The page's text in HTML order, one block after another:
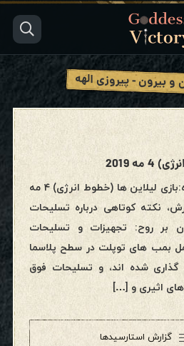
و بیرون - پیروزی الهه
2019
بروز رسانی وضعیت سیاره:بازی لیلاین ها (خطوط انرژی) ۴ مه
نکته کوتاهی درباره تسلیحات
بر روح: تجهیزات و تسلیحات
بمب های توپلت در سطح پلاسما
گذاری شده اند، و تسلیحات فوق
اثیری و […]
گزارش استارسیدها